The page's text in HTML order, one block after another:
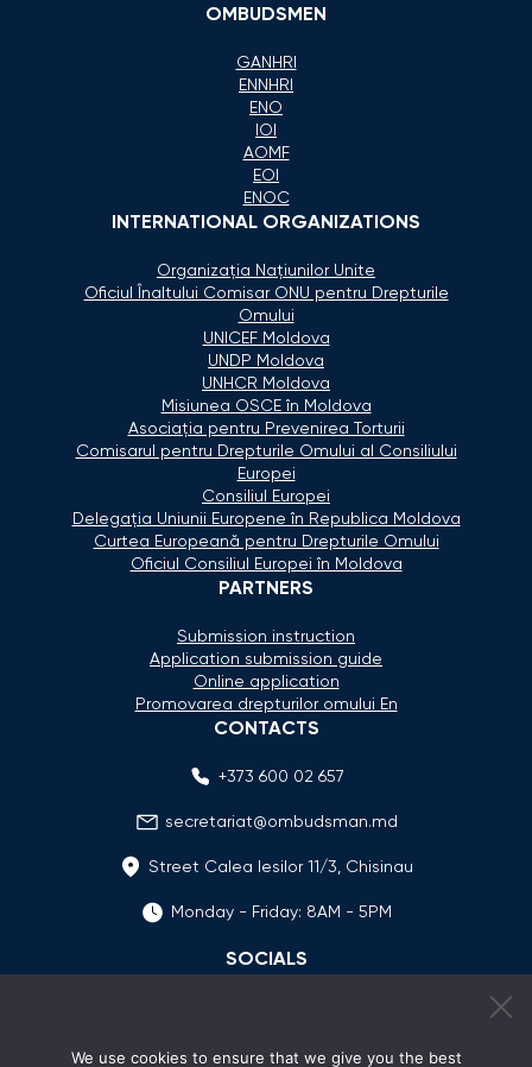
OMBUDSMEN
GANHRI
ENNHRI
ENO
IOI
AOMF
EOI
ENOC
INTERNATIONAL ORGANIZATIONS
Organizaţia Naţiunilor Unite
Oficiul Înaltului Comisar ONU pentru Drepturile
Omului
UNICEF Moldova
UNDP Moldova
UNHCR Moldova
Misiunea OSCE în Moldova
Asociaţia pentru Prevenirea Torturii
Comisarul pentru Drepturile Omului al Consiliului
Europei
Consiliul Europei
Delegaţia Uniunii Europene în Republica Moldova
Curtea Europeană pentru Drepturile Omului
Oficiul Consiliul Europei în Moldova
PARTNERS
Submission instruction
Application submission guide
Online application
Promovarea drepturilor omului En
CONTACTS
+373 600 02 657
secretariat@ombudsman.md
Street Calea Iesilor 11/3, Chisinau
Monday - Friday: 8AM - 5PM
SOCIALS
We use cookies to ensure that we give you the best